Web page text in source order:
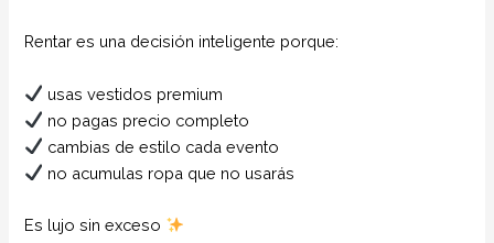
Rentar es una decisión inteligente porque:
usas vestidos premium
no pagas precio completo
cambias de estilo cada evento
no acumulas ropa que no usarás
Es lujo sin exceso